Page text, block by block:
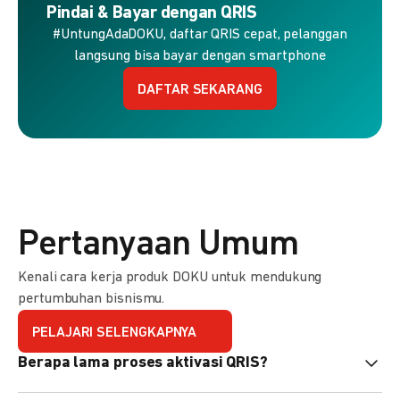
Pindai & Bayar dengan QRIS
#UntungAdaDOKU, daftar QRIS cepat, pelanggan
langsung bisa bayar dengan smartphone
DAFTAR SEKARANG
Pertanyaan Umum
Kenali cara kerja produk DOKU untuk mendukung
pertumbuhan bisnismu.
PELAJARI SELENGKAPNYA
Berapa lama proses aktivasi QRIS?